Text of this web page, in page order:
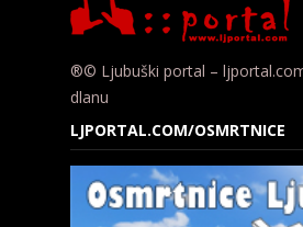
®© Ljubuški portal –
dlanu
LJPORTAL.COM/OSMRTNICE